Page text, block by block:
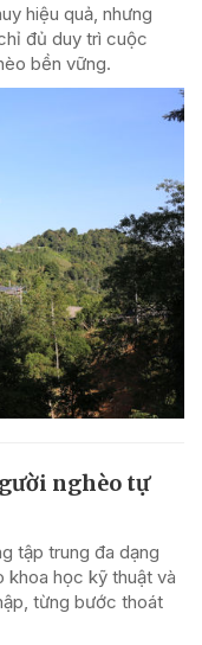
hiệu quả, nhưng
đủ duy trì cuộc
bền vững.
nghèo tự
tập trung đa dạng
khoa học kỹ thuật và
từng bước thoát